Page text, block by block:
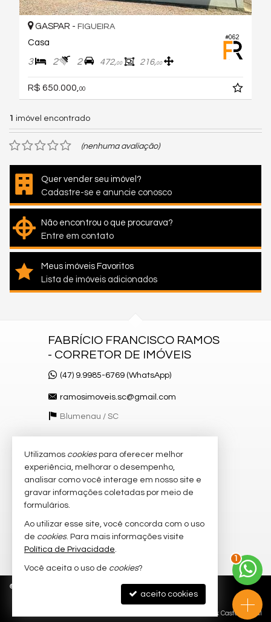
#062
GASPAR - FIGUEIRA
Casa
3 2 2 472,00 216,00
R$ 650.000, 00
1 imóvel encontrado
(nenhuma avaliação)
Quer vender seu imóvel?
Cadastre-se e anuncie conosco
Não encontrou o que procurava?
Entre em contato
Meus imóveis Favoritos
Lista de imóveis adicionados
FABRÍCIO FRANCISCO RAMOS
- CORRETOR DE IMÓVEIS
(47) 9.9985-6769 (WhatsApp)
ramosimoveis.sc@gmail.com
Blumenau / SC
VEJA MAIS
receba nosso newsletter
imóveis favoritos
mapa de imóveis
© Política de Privacidade
Site para imobiliárias: Castel Digital
1
Utilizamos cookiespara oferecer melhor
experiência, melhorar o desempenho,
analisar como você interage em nosso site e
gravar informações coletadas por meio de
formulários.
Ao utilizar esse site, você concorda com o uso
de cookies. Para mais informações visite
Política de Privacidade.
Você aceita o uso de cookies?
aceito cookies